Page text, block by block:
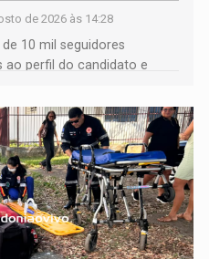
de 2026 às 14:28
10 mil seguidores
ao perfil do candidato e